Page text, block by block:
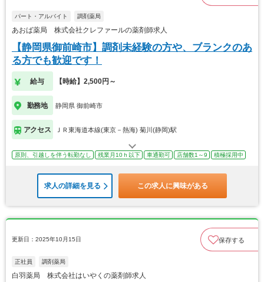
パート・アルバイト 調剤薬局
あおば薬局 株式会社クレファールの薬剤師求人
【静岡県御前崎市】調剤未経験の方や、ブランクのあ
る方でも歓迎です！
給与 【時給】2,500円～
勤務地 静岡県 御前崎市
アクセス ＪＲ東海道本線(東京－熱海) 菊川(静岡)駅
原則、引越しを伴う転勤なし 残業月10ｈ以下 車通勤可 店舗数1～9 積極採用中
求人の詳細を見る この求人に興味がある
更新日：2025年10月15日 保存する
正社員 調剤薬局
白羽薬局 株式会社はいやくの薬剤師求人